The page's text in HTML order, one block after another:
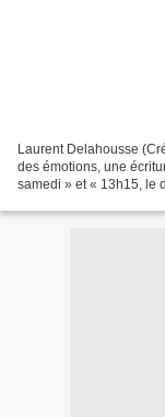
Laurent Delahousse
des émotions, une
samedi » et « 13h15, le